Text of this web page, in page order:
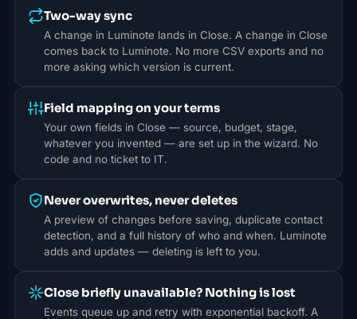
Two-way sync
A change in Luminote lands in Close. A change in Close
comes back to Luminote. No more CSV exports and no
more asking which version is current.
Field mapping on your terms
Your own fields in Close — source, budget, stage,
whatever you invented — are set up in the wizard. No
code and no ticket to IT.
Never overwrites, never deletes
A preview of changes before saving, duplicate contact
detection, and a full history of who and when. Luminote
adds and updates — deleting is left to you.
Close briefly unavailable? Nothing is lost
Events queue up and retry with exponential backoff. A